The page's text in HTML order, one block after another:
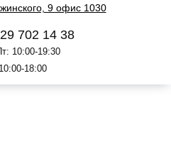
9 офис 1030
702 14 38
10:00-19:30
18:00